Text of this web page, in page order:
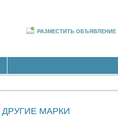
РАЗМЕСТИТЬ ОБЪЯВЛЕНИЕ
ДРУГИЕ МАРКИ